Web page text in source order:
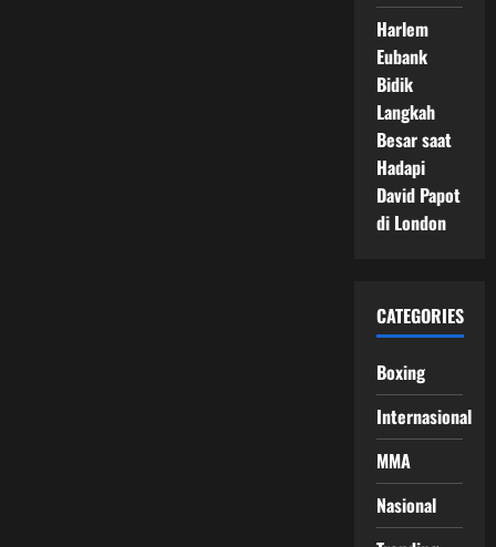
Harlem
Eubank
Bidik
Langkah
Besar saat
Hadapi
David Papot
di London
CATEGORIES
Boxing
Internasional
MMA
Nasional